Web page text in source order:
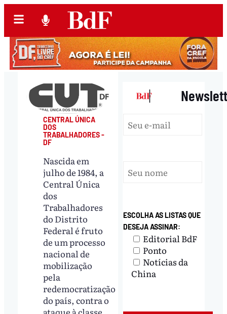
CENTRAL ÚNICA
DOS
TRABALHADORES -
DF
Nascida em
julho de 1984, a
Central Única
dos
Trabalhadores
do Distrito
Federal é fruto
de um processo
nacional de
mobilização
pela
redemocratização
do país, contra o
|
ESCOLHA AS LISTAS QUE
DESEJA ASSINAR:
Editorial BdF
Ponto
Notícias da
China